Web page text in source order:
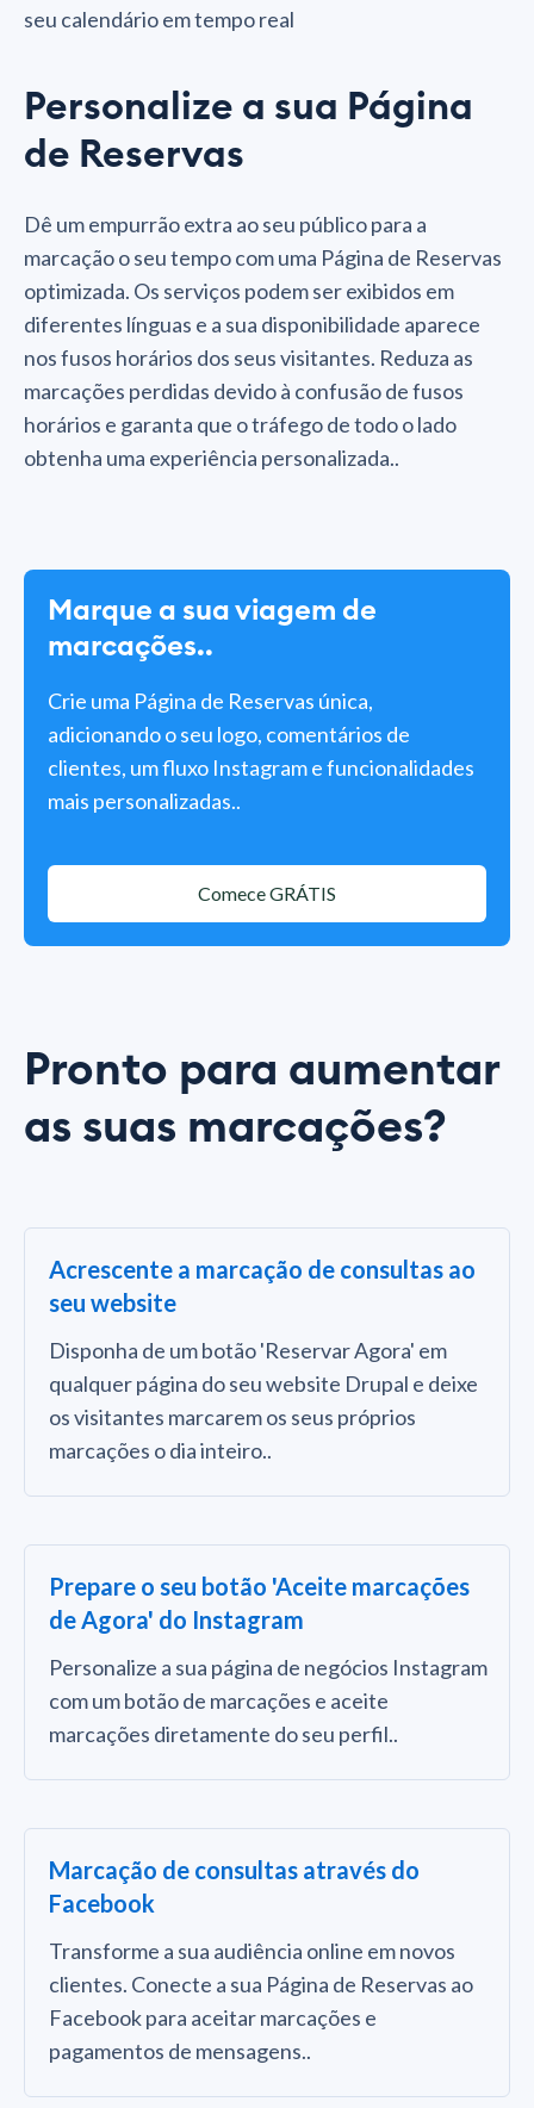
seu calendário em tempo real
Personalize a sua Página
de Reservas
Dê um empurrão extra ao seu público para a
marcação o seu tempo com uma Página de Reservas
optimizada. Os serviços podem ser exibidos em
diferentes línguas e a sua disponibilidade aparece
nos fusos horários dos seus visitantes. Reduza as
marcações perdidas devido à confusão de fusos
horários e garanta que o tráfego de todo o lado
obtenha uma experiência personalizada..
Marque a sua viagem de
marcações..
Crie uma Página de Reservas única,
adicionando o seu logo, comentários de
clientes, um fluxo Instagram e funcionalidades
mais personalizadas..
Comece GRÁTIS
Pronto para aumentar
as suas marcações?
Acrescente a marcação de consultas ao
seu website
Disponha de um botão 'Reservar Agora' em
qualquer página do seu website Drupal e deixe
os visitantes marcarem os seus próprios
marcações o dia inteiro..
Prepare o seu botão 'Aceite marcações
de Agora' do Instagram
Personalize a sua página de negócios Instagram
com um botão de marcações e aceite
marcações diretamente do seu perfil..
Marcação de consultas através do
Facebook
Transforme a sua audiência online em novos
clientes. Conecte a sua Página de Reservas ao
Facebook para aceitar marcações e
pagamentos de mensagens..